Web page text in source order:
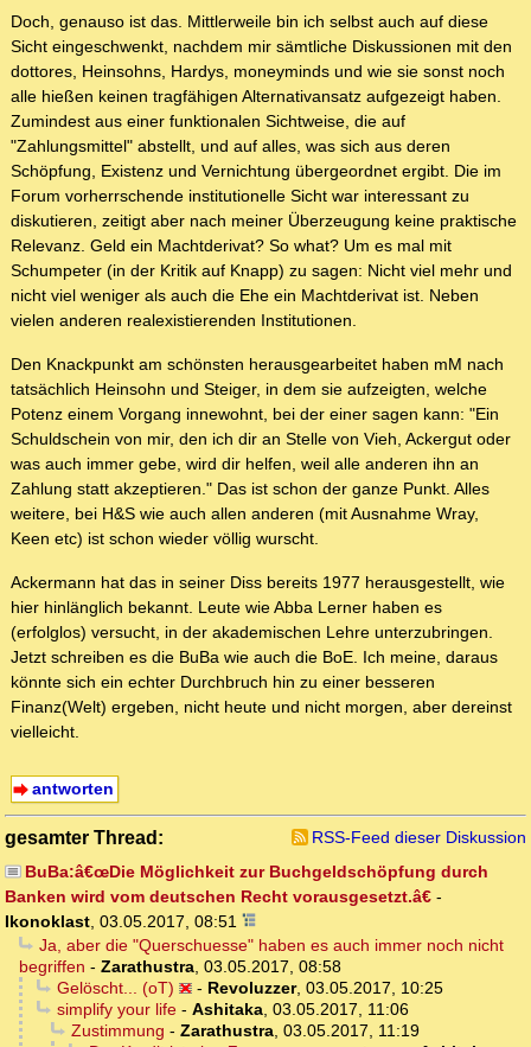
Doch, genauso ist das. Mittlerweile bin ich selbst auch auf diese
Sicht eingeschwenkt, nachdem mir sämtliche Diskussionen mit den
dottores, Heinsohns, Hardys, moneyminds und wie sie sonst noch
alle hießen keinen tragfähigen Alternativansatz aufgezeigt haben.
Zumindest aus einer funktionalen Sichtweise, die auf
"Zahlungsmittel" abstellt, und auf alles, was sich aus deren
Schöpfung, Existenz und Vernichtung übergeordnet ergibt. Die im
Forum vorherrschende institutionelle Sicht war interessant zu
diskutieren, zeitigt aber nach meiner Überzeugung keine praktische
Relevanz. Geld ein Machtderivat? So what? Um es mal mit
Schumpeter (in der Kritik auf Knapp) zu sagen: Nicht viel mehr und
nicht viel weniger als auch die Ehe ein Machtderivat ist. Neben
vielen anderen realexistierenden Institutionen.
Den Knackpunkt am schönsten herausgearbeitet haben mM nach
tatsächlich Heinsohn und Steiger, in dem sie aufzeigten, welche
Potenz einem Vorgang innewohnt, bei der einer sagen kann: "Ein
Schuldschein von mir, den ich dir an Stelle von Vieh, Ackergut oder
was auch immer gebe, wird dir helfen, weil alle anderen ihn an
Zahlung statt akzeptieren." Das ist schon der ganze Punkt. Alles
weitere, bei H&S wie auch allen anderen (mit Ausnahme Wray,
Keen etc) ist schon wieder völlig wurscht.
Ackermann hat das in seiner Diss bereits 1977 herausgestellt, wie
hier hinlänglich bekannt. Leute wie Abba Lerner haben es
(erfolglos) versucht, in der akademischen Lehre unterzubringen.
Jetzt schreiben es die BuBa wie auch die BoE. Ich meine, daraus
könnte sich ein echter Durchbruch hin zu einer besseren
Finanz(Welt) ergeben, nicht heute und nicht morgen, aber dereinst
vielleicht.
antworten
gesamter Thread:
RSS-Feed dieser Diskussion
BuBa:â€œDie Möglichkeit zur Buchgeldschöpfung durch
Banken wird vom deutschen Recht vorausgesetzt.â€ -
Ikonoklast, 03.05.2017, 08:51
Ja, aber die "Querschuesse" haben es auch immer noch nicht
begriffen - Zarathustra, 03.05.2017, 08:58
Gelöscht... (oT)
- Revoluzzer, 03.05.2017, 10:25
simplify your life- Ashitaka, 03.05.2017, 11:06
Zustimmung - Zarathustra, 03.05.2017, 11:19